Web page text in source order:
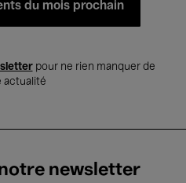
du mois prochain
pour ne rien manquer de
actualité
newsletter